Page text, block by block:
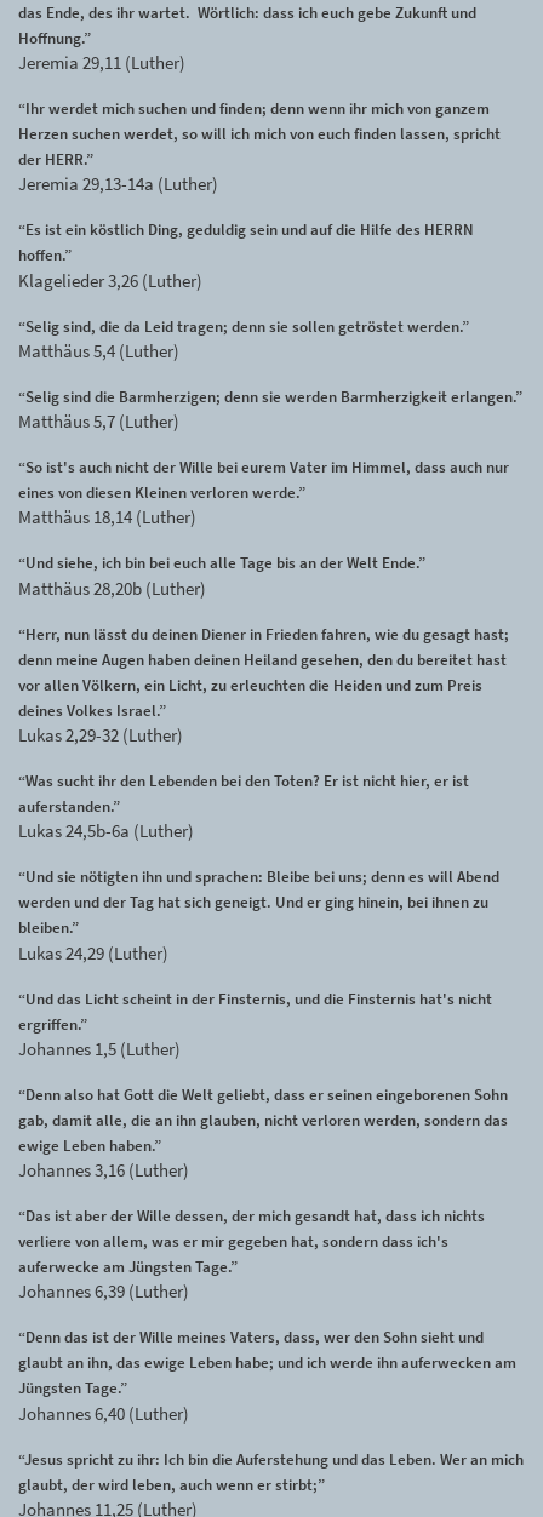
das Ende, des ihr wartet. Wörtlich: dass ich euch gebe Zukunft und
Hoffnung.”
Jeremia 29,11 (Luther)
“Ihr werdet mich suchen und finden; denn wenn ihr mich von ganzem
Herzen suchen werdet, so will ich mich von euch finden lassen, spricht
der HERR.”
Jeremia 29,13-14a (Luther)
“Es ist ein köstlich Ding, geduldig sein und auf die Hilfe des HERRN
hoffen.”
Klagelieder 3,26 (Luther)
“Selig sind, die da Leid tragen; denn sie sollen getröstet werden.”
Matthäus 5,4 (Luther)
“Selig sind die Barmherzigen; denn sie werden Barmherzigkeit erlangen.”
Matthäus 5,7 (Luther)
“So ist's auch nicht der Wille bei eurem Vater im Himmel, dass auch nur
eines von diesen Kleinen verloren werde.”
Matthäus 18,14 (Luther)
“Und siehe, ich bin bei euch alle Tage bis an der Welt Ende.”
Matthäus 28,20b (Luther)
“Herr, nun lässt du deinen Diener in Frieden fahren, wie du gesagt hast;
denn meine Augen haben deinen Heiland gesehen, den du bereitet hast
vor allen Völkern, ein Licht, zu erleuchten die Heiden und zum Preis
deines Volkes Israel.”
Lukas 2,29-32 (Luther)
“Was sucht ihr den Lebenden bei den Toten? Er ist nicht hier, er ist
auferstanden.”
Lukas 24,5b-6a (Luther)
“Und sie nötigten ihn und sprachen: Bleibe bei uns; denn es will Abend
werden und der Tag hat sich geneigt. Und er ging hinein, bei ihnen zu
bleiben.”
Lukas 24,29 (Luther)
“Und das Licht scheint in der Finsternis, und die Finsternis hat's nicht
ergriffen.”
Johannes 1,5 (Luther)
“Denn also hat Gott die Welt geliebt, dass er seinen eingeborenen Sohn
gab, damit alle, die an ihn glauben, nicht verloren werden, sondern das
ewige Leben haben.”
Johannes 3,16 (Luther)
“Das ist aber der Wille dessen, der mich gesandt hat, dass ich nichts
verliere von allem, was er mir gegeben hat, sondern dass ich's
auferwecke am Jüngsten Tage.”
Johannes 6,39 (Luther)
“Denn das ist der Wille meines Vaters, dass, wer den Sohn sieht und
glaubt an ihn, das ewige Leben habe; und ich werde ihn auferwecken am
Jüngsten Tage.”
Johannes 6,40 (Luther)
“Jesus spricht zu ihr: Ich bin die Auferstehung und das Leben. Wer an mich
glaubt, der wird leben, auch wenn er stirbt;”
Johannes 11,25 (Luther)